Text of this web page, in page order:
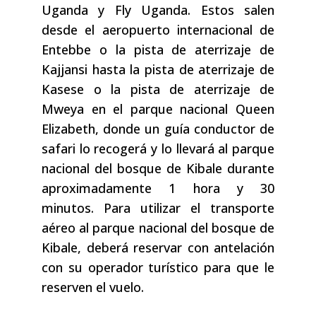
Uganda y Fly Uganda. Estos salen
desde el aeropuerto internacional de
Entebbe o la pista de aterrizaje de
Kajjansi hasta la pista de aterrizaje de
Kasese o la pista de aterrizaje de
Mweya en el parque nacional Queen
Elizabeth, donde un guía conductor de
safari lo recogerá y lo llevará al parque
nacional del bosque de Kibale durante
aproximadamente 1 hora y 30
minutos. Para utilizar el transporte
aéreo al parque nacional del bosque de
Kibale, deberá reservar con antelación
con su operador turístico para que le
reserven el vuelo.